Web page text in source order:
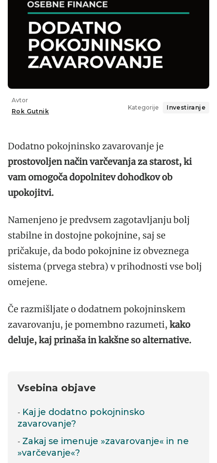
Avtor
Rok Gutnik
Kategorije Investiranje
Dodatno pokojninsko zavarovanje je
prostovoljen način varčevanja za starost, ki
vam omogoča dopolnitev dohodkov ob
upokojitvi.
Namenjeno je predvsem zagotavljanju bolj
stabilne in dostojne pokojnine, saj se
pričakuje, da bodo pokojnine iz obveznega
sistema (prvega stebra) v prihodnosti vse bolj
omejene.
Če razmišljate o dodatnem pokojninskem
zavarovanju, je pomembno razumeti, kako
deluje, kaj prinaša in kakšne so alternative.
Vsebina objave
Kaj je dodatno pokojninsko
zavarovanje?
Zakaj se imenuje »zavarovanje« in ne
»varčevanje«?